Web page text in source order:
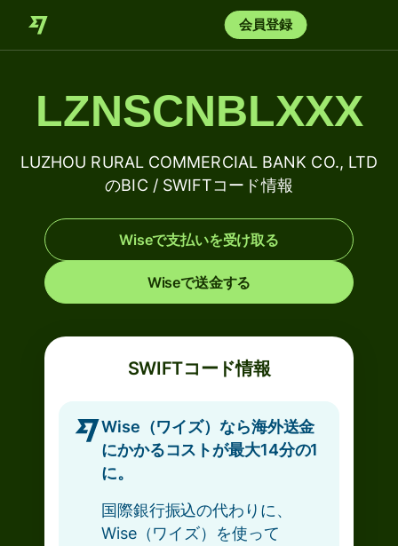
会員登録
LZNSCNBLXXX
LUZHOU RURAL COMMERCIAL BANK CO., LTD
のBIC / SWIFTコード情報
Wiseで支払いを受け取る
Wiseで送金する
SWIFTコード情報
Wise（ワイズ）なら海外送金
にかかるコストが最大14分の1
に。
国際銀行振込の代わりに、
Wise（ワイズ）を使って